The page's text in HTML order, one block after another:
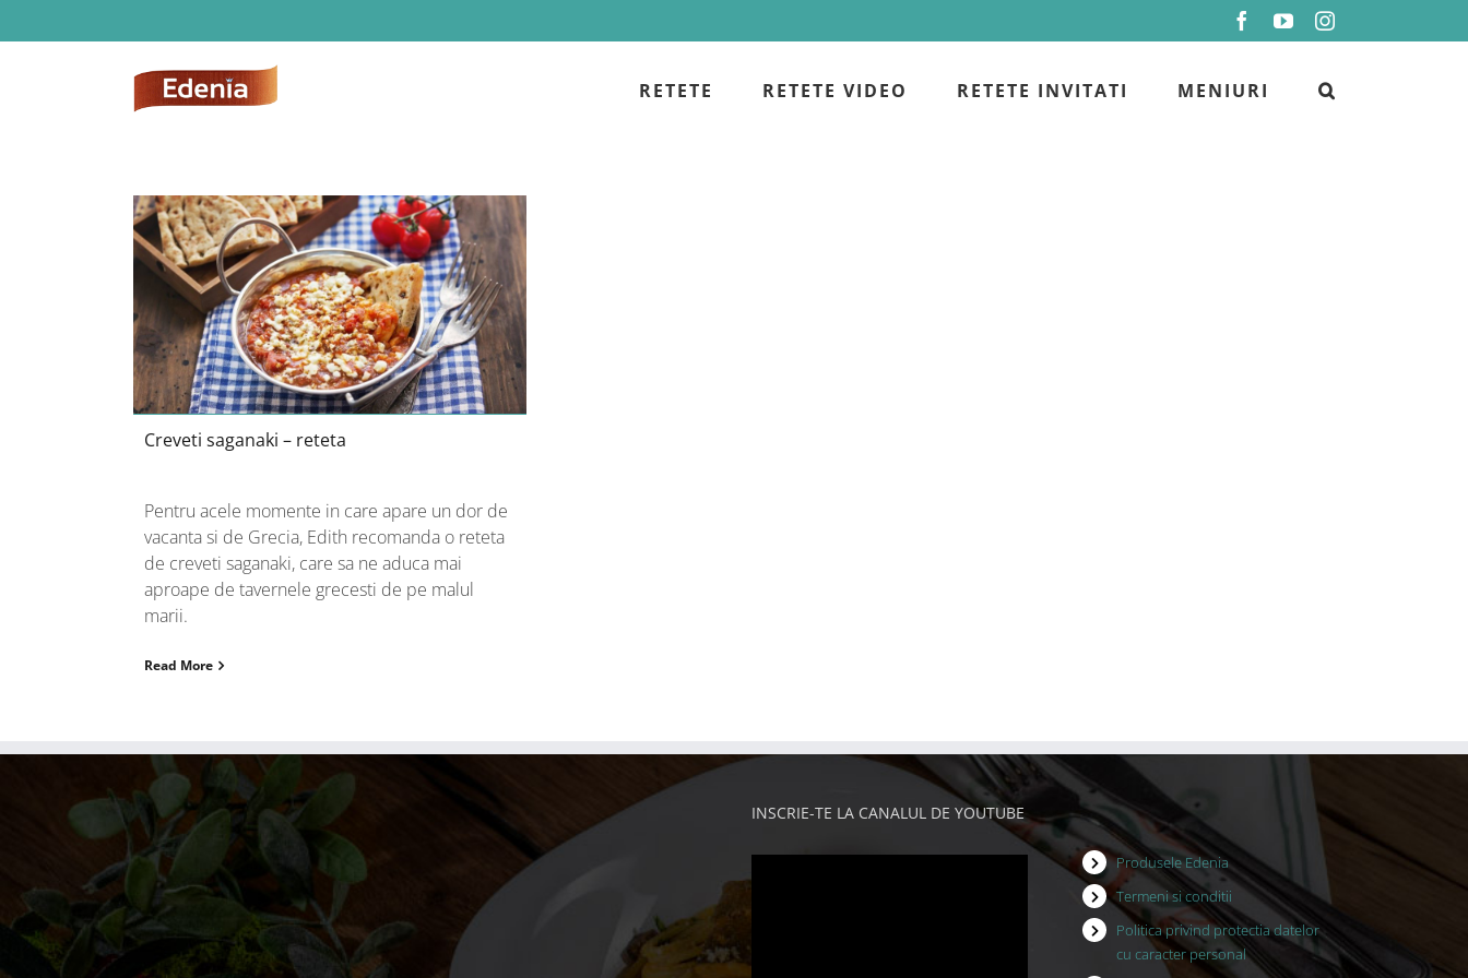
to
Facebook
YouTubeInstagram
RETETE RETETE VIDEO RETETE INVITATI MENIURI
Creveti saganaki – reteta
Creveti saganaki – reteta
Pentru acele momente in care apare un dor de
vacanta si de Grecia, Edith recomanda o reteta
de creveti saganaki, care sa ne aduca mai
aproape de tavernele grecesti de pe malul
marii.
Read More
INSCRIE-TE LA CANALUL DE YOUTUBE
Produsele Edenia
Termeni si conditii
Politica privind protectia datelor
cu caracter personal